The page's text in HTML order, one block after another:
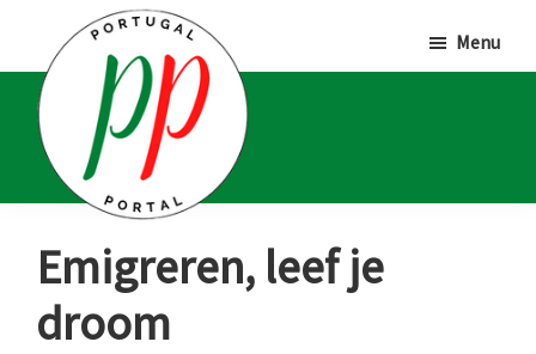
hoofd
inhoud
eerste
sidebar
voettekst
Portal
Portugalliefhebbers
en
Menu
Emigreren, leef je
droom